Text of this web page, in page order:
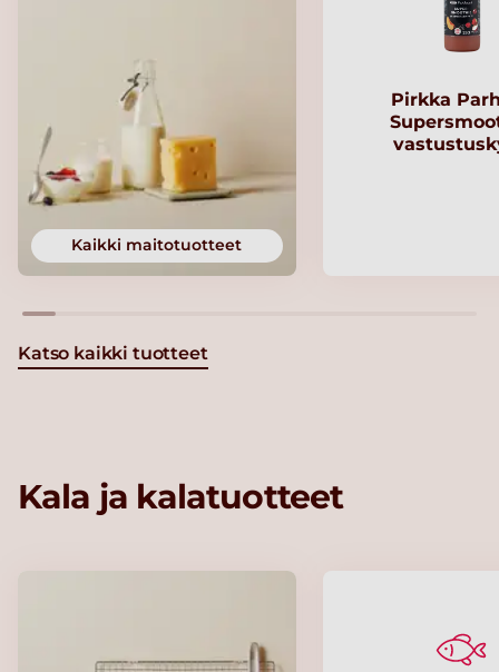
Kaikki maitotuotteet
Pirkka
Katso kaikki tuotteet
Kala ja kalatuotteet